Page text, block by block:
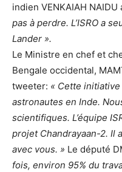
indien VENKAIAH
pas à perdre. L’ISRO a
Lander ».
Le Ministre en chef et
Bengale occidental,
tweeter: « Cette
astronautes en Inde.
scientifiques. L’équipe
projet Chandrayaan-2. Il
avec vous. » Le député
fois, environ 95% du